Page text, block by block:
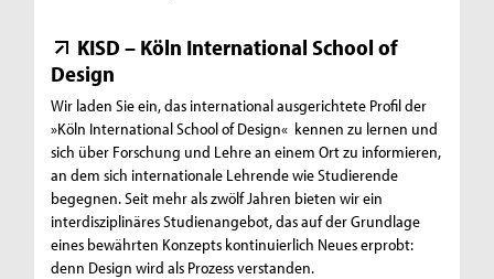
KISD – Köln International School of
Design
Wir laden Sie ein, das international ausgerichtete Profil der
»Köln International School of Design« kennen zu lernen und
sich über Forschung und Lehre an einem Ort zu informieren,
an dem sich internationale Lehrende wie Studierende
begegnen. Seit mehr als zwölf Jahren bieten wir ein
interdisziplinäres Studienangebot, das auf der Grundlage
eines bewährten Konzepts kontinuierlich Neues erprobt:
denn Design wird als Prozess verstanden.